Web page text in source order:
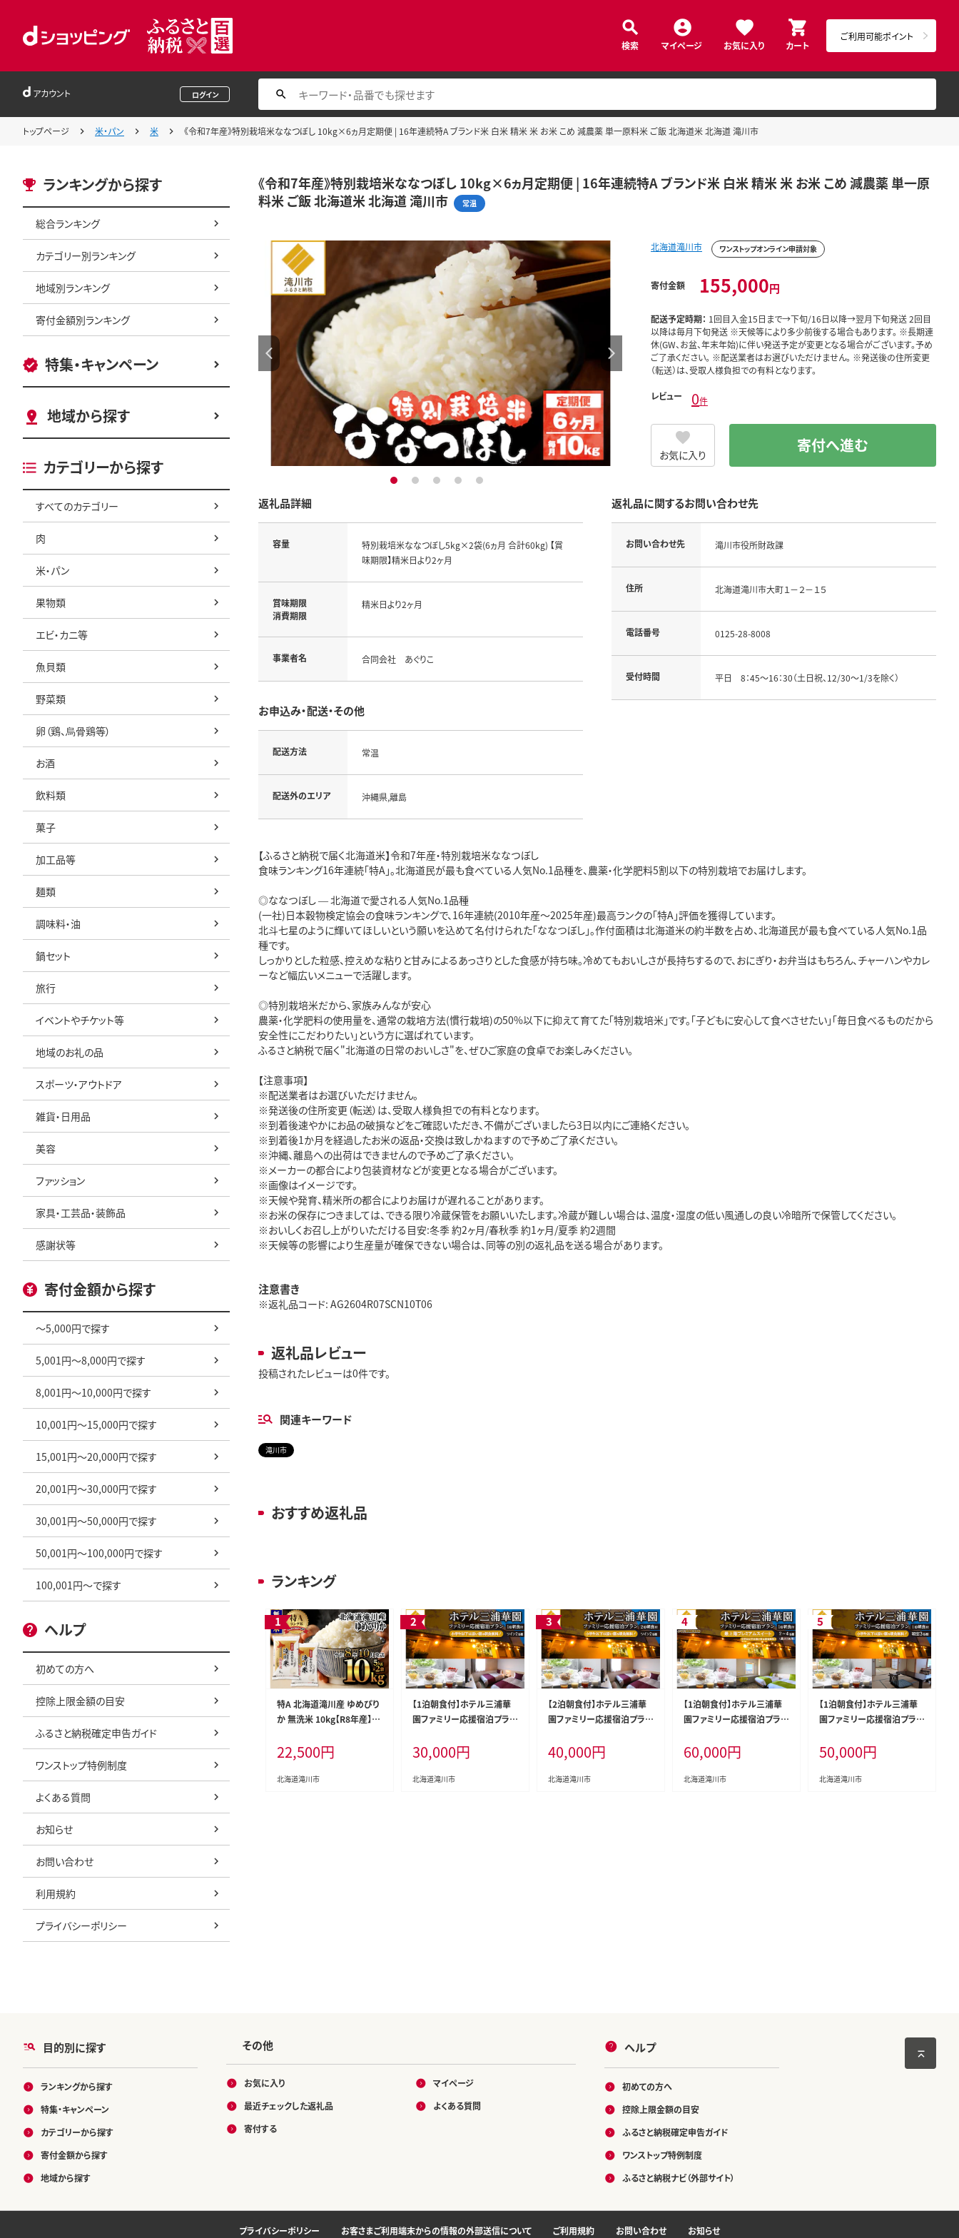
検索 マイページ お気に入り カート
ご利用可能ポイント
アカウント ログイン
トップページ 米・パン 米 《令和7年産》特別栽培米ななつぼし 10kg×6ヵ月定期便 | 16年連続特A ブランド米 白米 精米 米 お米 こめ 減農薬 単一原料米 ご飯 北海道米 北海道 滝川市
ランキングから探す
総合ランキング
カテゴリー別ランキング
地域別ランキング
寄付金額別ランキング
特集・キャンペーン
地域から探す
カテゴリーから探す
すべてのカテゴリー
肉
米・パン
果物類
エビ・カニ等
魚貝類
野菜類
卵（鶏、烏骨鶏等）
お酒
飲料類
菓子
加工品等
麺類
調味料・油
鍋セット
旅行
イベントやチケット等
地域のお礼の品
スポーツ・アウトドア
雑貨・日用品
美容
ファッション
家具・工芸品・装飾品
感謝状等
寄付金額から探す
～5,000円で探す
5,001円～8,000円で探す
8,001円～10,000円で探す
10,001円～15,000円で探す
15,001円～20,000円で探す
20,001円～30,000円で探す
30,001円～50,000円で探す
50,001円～100,000円で探す
100,001円～で探す
ヘルプ
初めての方へ
控除上限金額の目安
ふるさと納税確定申告ガイド
ワンストップ特例制度
よくある質問
お知らせ
お問い合わせ
利用規約
プライバシーポリシー
《令和7年産》特別栽培米ななつぼし 10kg×6ヵ月定期便 | 16年連続特A ブランド米 白米 精米 米 お米 こめ 減農薬 単一原
料米 ご飯 北海道米 北海道 滝川市
常温
1 2 3 4 5
北海道滝川市 ワンストップオンライン申請対象
寄付金額 155,000円
配送予定時期： 1回目入金15日まで→下旬/16日以降→翌月下旬発送 2回目
以降は毎月下旬発送 ※天候等により多少前後する場合もあります。 ※長期連
休(GW、お盆、年末年始)に伴い発送予定が変更となる場合がございます。予め
ご了承ください。 ※配送業者はお選びいただけません。 ※発送後の住所変更
（転送）は、受取人様負担での有料となります。
レビュー 0件
お気に入り 寄付へ進む
返礼品詳細
容量
特別栽培米ななつぼし5kg×2袋(6ヵ月 合計60kg) 【賞
味期限】精米日より2ヶ月
賞味期限
消費期限
精米日より2ヶ月
事業者名 合同会社 あぐりこ
お申込み・配送・その他
配送方法 常温
配送外のエリア 沖縄県,離島
返礼品に関するお問い合わせ先
お問い合わせ先 滝川市役所財政課
住所 北海道滝川市大町１－２－１５
電話番号 0125-28-8008
受付時間 平日 8：45～16：30（土日祝、12/30～1/3を除く）
【ふるさと納税で届く北海道米】令和7年産・特別栽培米ななつぼし
食味ランキング16年連続「特A」。北海道民が最も食べている人気No.1品種を、農薬・化学肥料5割以下の特別栽培でお届けします。
◎ななつぼし — 北海道で愛される人気No.1品種
(一社)日本穀物検定協会の食味ランキングで、16年連続(2010年産～2025年産)最高ランクの「特A」評価を獲得しています。
北斗七星のように輝いてほしいという願いを込めて名付けられた「ななつぼし」。作付面積は北海道米の約半数を占め、北海道民が最も食べている人気No.1品
種です。
しっかりとした粒感、控えめな粘りと甘みによるあっさりとした食感が持ち味。冷めてもおいしさが長持ちするので、おにぎり・お弁当はもちろん、チャーハンやカレ
ーなど幅広いメニューで活躍します。
◎特別栽培米だから、家族みんなが安心
農薬・化学肥料の使用量を、通常の栽培方法(慣行栽培)の50%以下に抑えて育てた「特別栽培米」です。「子どもに安心して食べさせたい」「毎日食べるものだから
安全性にこだわりたい」という方に選ばれています。
ふるさと納税で届く"北海道の日常のおいしさ"を、ぜひご家庭の食卓でお楽しみください。
【注意事項】
※配送業者はお選びいただけません。
※発送後の住所変更（転送）は、受取人様負担での有料となります。
※到着後速やかにお品の破損などをご確認いただき、不備がございましたら3日以内にご連絡ください。
※到着後1か月を経過したお米の返品・交換は致しかねますので予めご了承ください。
※沖縄、離島への出荷はできませんので予めご了承ください。
※メーカーの都合により包装資材などが変更となる場合がございます。
※画像はイメージです。
※天候や発育、精米所の都合によりお届けが遅れることがあります。
※お米の保存につきましては、できる限り冷蔵保管をお願いいたします。冷蔵が難しい場合は、温度・湿度の低い風通しの良い冷暗所で保管してください。
※おいしくお召し上がりいただける目安:冬季 約2ヶ月/春秋季 約1ヶ月/夏季 約2週間
※天候等の影響により生産量が確保できない場合は、同等の別の返礼品を送る場合があります。
注意書き
※返礼品コード: AG2604R07SCN10T06
返礼品レビュー
投稿されたレビューは0件です。
関連キーワード
滝川市
おすすめ返礼品
ランキング
特A 北海道滝川産 ゆめぴり
か 無洗米 10kg【R8年産】お
産地限定米 ブランド米 北海
道米 北海道産 白米 精米 米
こめ コメ お米 ご飯 おにぎり
22,500円
北海道滝川市
【1泊朝食付】ホテル三浦華
園ファミリー応援宿泊プラ
30,000円
北海道滝川市
【2泊朝食付】ホテル三浦華
園ファミリー応援宿泊プラ
40,000円
北海道滝川市
【1泊朝食付】ホテル三浦華
園ファミリー応援宿泊プラ
ト 2名～4名様分（最大5名
60,000円
北海道滝川市
【1泊朝食付】ホテル三浦華
園ファミリー応援宿泊プラ
50,000円
北海道滝川市
目的別に探す
ランキングから探す
特集・キャンペーン
カテゴリーから探す
寄付金額から探す
地域から探す
その他
お気に入り
最近チェックした返礼品
寄付する
マイページ
よくある質問
ヘルプ
初めての方へ
控除上限金額の目安
ふるさと納税確定申告ガイド
ワンストップ特例制度
ふるさと納税ナビ（外部サイト）
プライバシーポリシー お客さまご利用端末からの情報の外部送信について ご利用規約 お問い合わせ お知らせ